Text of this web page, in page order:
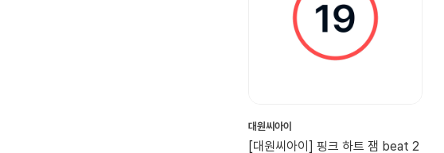
대원씨아이
[대원씨아이] 핑크 하트 잼 beat 2